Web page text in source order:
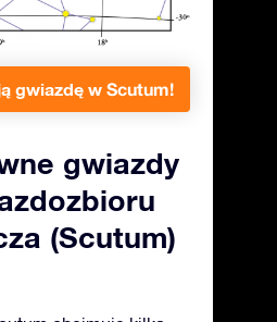
gwiazdę w Scutum!
gwiazdy
(Scutum)